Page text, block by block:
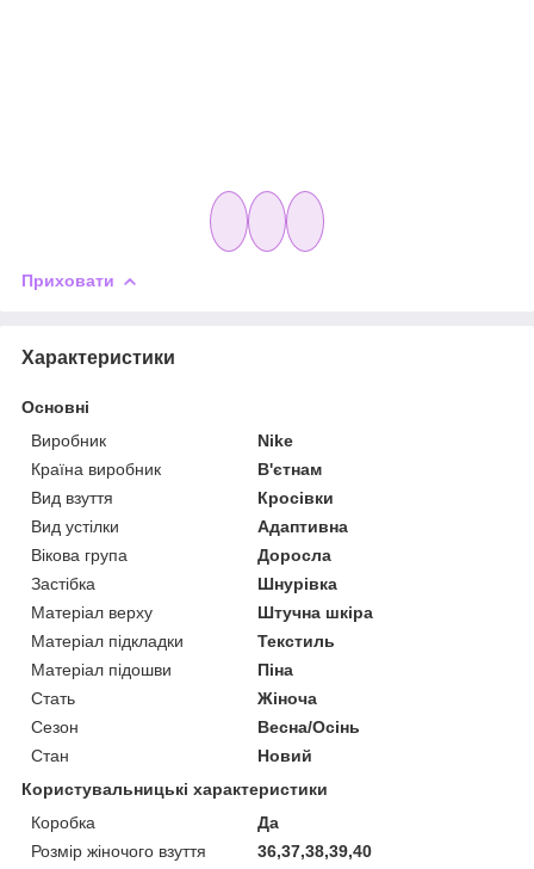
Приховати
Характеристики
Основні
Виробник
Nike
Країна виробник
В'єтнам
Вид взуття
Кросівки
Вид устілки
Адаптивна
Вікова група
Доросла
Застібка
Шнурівка
Матеріал верху
Штучна шкіра
Матеріал підкладки
Текстиль
Матеріал підошви
Піна
Стать
Жіноча
Сезон
Весна/Осінь
Стан
Новий
Користувальницькі характеристики
Коробка
Да
Розмір жіночого взуття
36,37,38,39,40